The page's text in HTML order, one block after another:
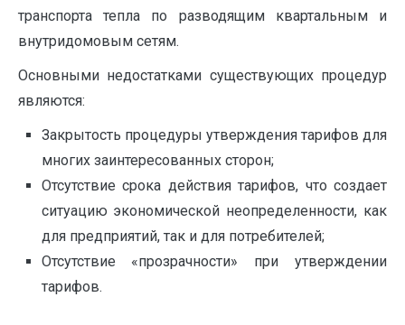
транспорта тепла по разводящим квартальным и
внутридомовым сетям.
Основными недостатками существующих процедур
являются:
Закрытость процедуры утверждения тарифов для
многих заинтересованных сторон;
Отсутствие срока действия тарифов, что создает
ситуацию экономической неопределенности, как
для предприятий, так и для потребителей;
Отсутствие «прозрачности» при утверждении
тарифов.